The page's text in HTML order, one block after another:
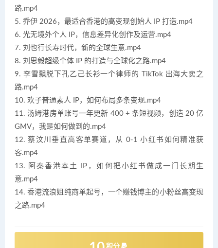
路.mp4
5. 乔伊 2026，最适合香港的高变现创始人 IP 打造.mp4
6. 光无境外个人 IP，信息差异化创作及运营.mp4
7. 刘也行长寿时代，新的全球生意.mp4
8. 刘思毅超级个体 IP 的打造与全球化之路.mp4
9. 李雪飘脱下孔乙己长衫一个律师的 TikTok 出海大卖之
路.mp4
10. 欢子普通素人 IP，如何布局多条变现.mp4
11. 汤姆港房单账号一年更新 400 + 条短视频，创造 20 亿
GMV，我是如何做到的.mp4
12. 蔡汶川垂直高客单赛道，从 0-1 小红书如何精准获
客.mp4
13. 阿秦香港本土 IP，如何把小红书做成一门长期生
意.mp4
14. 香港流浪姐纯商单起号，一个赚钱博主的小粉丝高变现
之路.mp4
积分